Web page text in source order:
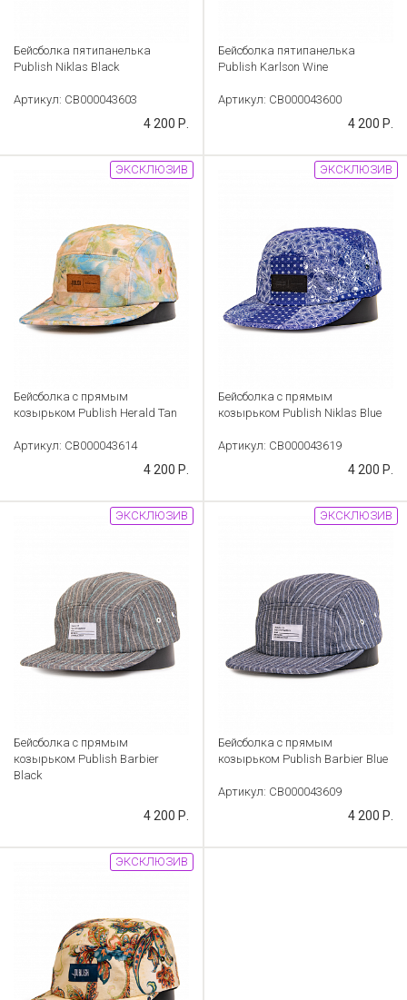
Бейсболка пятипанелька
Publish Niklas Black
Артикул: CB000043603
4 200 Р.
Бейсболка пятипанелька
Publish Karlson Wine
Артикул: CB000043600
4 200 Р.
Бейсболка с прямым
козырьком Publish Herald Tan
Артикул: CB000043614
4 200 Р.
ЭКСКЛЮЗИВ
Бейсболка с прямым
козырьком Publish Niklas Blue
Артикул: CB000043619
4 200 Р.
ЭКСКЛЮЗИВ
Бейсболка с прямым
козырьком Publish Barbier
Black
4 200 Р.
ЭКСКЛЮЗИВ
Бейсболка с прямым
козырьком Publish Barbier Blue
Артикул: CB000043609
4 200 Р.
ЭКСКЛЮЗИВ
ЭКСКЛЮЗИВ